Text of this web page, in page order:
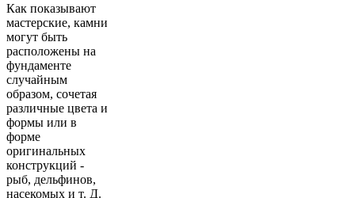
Как показывают
мастерские, камни
могут быть
расположены на
фундаменте
случайным
образом, сочетая
различные цвета и
формы или в
форме
оригинальных
конструкций -
рыб, дельфинов,
насекомых и т. Д.